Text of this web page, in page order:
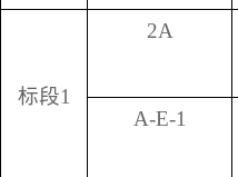
标段1
2A
A-E-1